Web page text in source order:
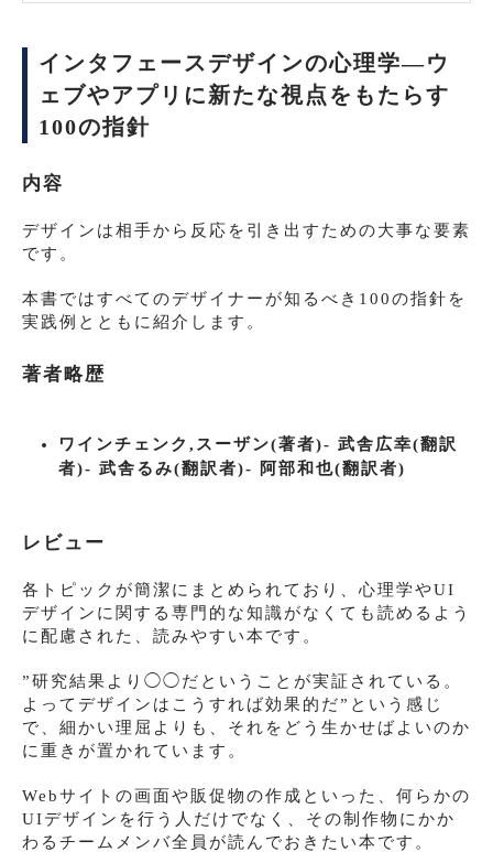
インタフェースデザインの心理学―ウ
ェブやアプリに新たな視点をもたらす
100の指針
内容
デザインは相手から反応を引き出すための大事な要素
です。
本書ではすべてのデザイナーが知るべき100の指針を
実践例とともに紹介します。
著者略歴
ワインチェンク,スーザン(著者)- 武舎広幸(翻訳
者)- 武舎るみ(翻訳者)- 阿部和也(翻訳者)
レビュー
各トピックが簡潔にまとめられており、心理学やUI
デザインに関する専門的な知識がなくても読めるよう
に配慮された、読みやすい本です。
”研究結果より◯◯だということが実証されている。
よってデザインはこうすれば効果的だ”という感じ
で、細かい理屈よりも、それをどう生かせばよいのか
に重きが置かれています。
Webサイトの画面や販促物の作成といった、何らかの
UIデザインを行う人だけでなく、その制作物にかか
わるチームメンバ全員が読んでおきたい本です。